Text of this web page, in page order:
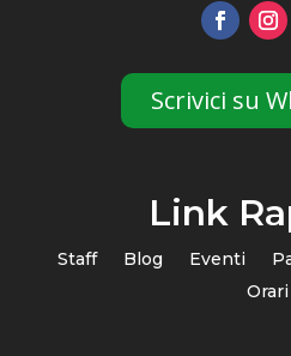
Scrivici su
Link
Staff Blog Eventi
Orari